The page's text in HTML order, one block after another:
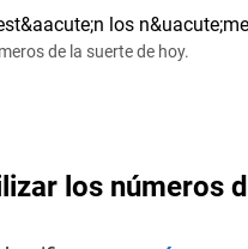
de la suerte de hoy.
los números